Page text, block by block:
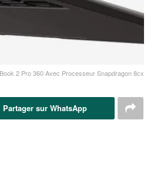
2 Pro 360 Avec Processeur Snapdragon 8cx
Partager sur WhatsApp